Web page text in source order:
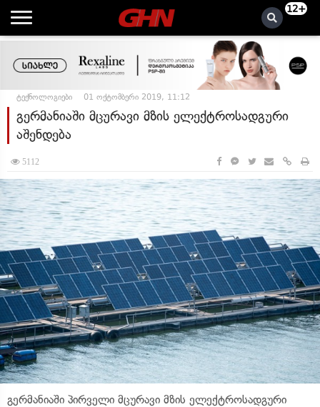
12+
ტექნოლოგიები 01 ოქტომბერი 2019, 11:12
გერმანიაში მცურავი მზის ელექტროსადგური
აშენდება
5112
გერმანიაში პირველი მცურავი მზის ელექტროსადგური